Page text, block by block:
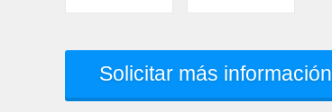
Solicitar más información